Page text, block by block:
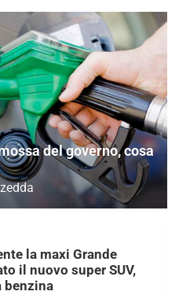
del governo, cosa
la maxi Grande
il nuovo super SUV,
benzina